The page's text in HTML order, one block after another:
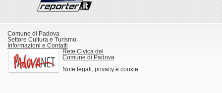
Comune di Padova
Settore Cultura e Turismo
Informazioni e Contatti
Rete Civica del
Comune di Padova
Note legali, privacy e cookie